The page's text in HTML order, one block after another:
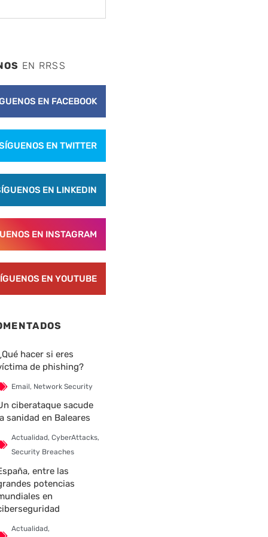
EN RRSS
EN FACEBOOK
EN TWITTER
EN LINKEDIN
EN INSTAGRAM
EN YOUTUBE
hacer si eres
de phishing?
Email, Network Security
ciberataque sacude
sanidad en Baleares
Actualidad, CyberAttacks,
Security Breaches
entre las
potencias
en
Actualidad,